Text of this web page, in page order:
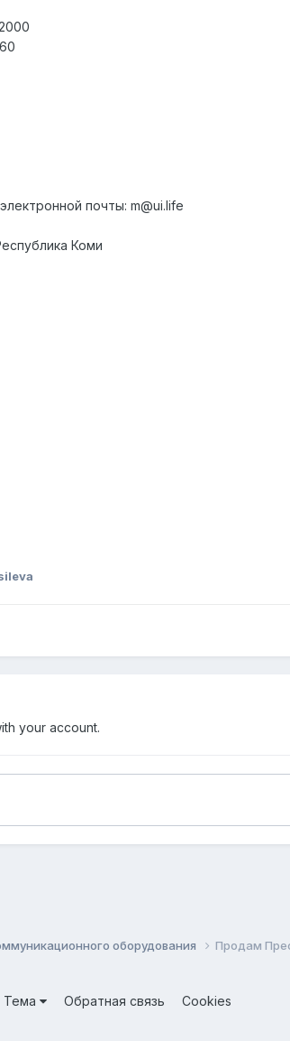
почты: m@ui.life
Коми
your account.
оборудования Продам
Тема Обратная связь Cookies